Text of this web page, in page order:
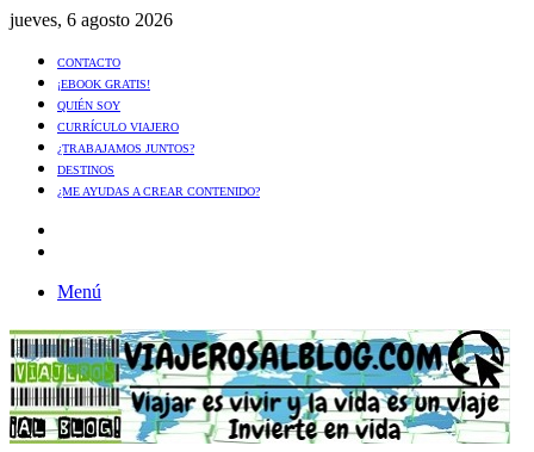
jueves, 6 agosto 2026
CONTACTO
¡EBOOK GRATIS!
QUIÉN SOY
CURRÍCULO VIAJERO
¿TRABAJAMOS JUNTOS?
DESTINOS
¿ME AYUDAS A CREAR CONTENIDO?
Menú